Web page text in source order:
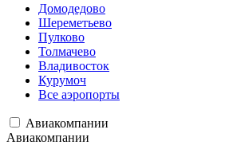
Домодедово
Шереметьево
Пулково
Толмачево
Владивосток
Курумоч
Все аэропорты
Авиакомпании
Авиакомпании